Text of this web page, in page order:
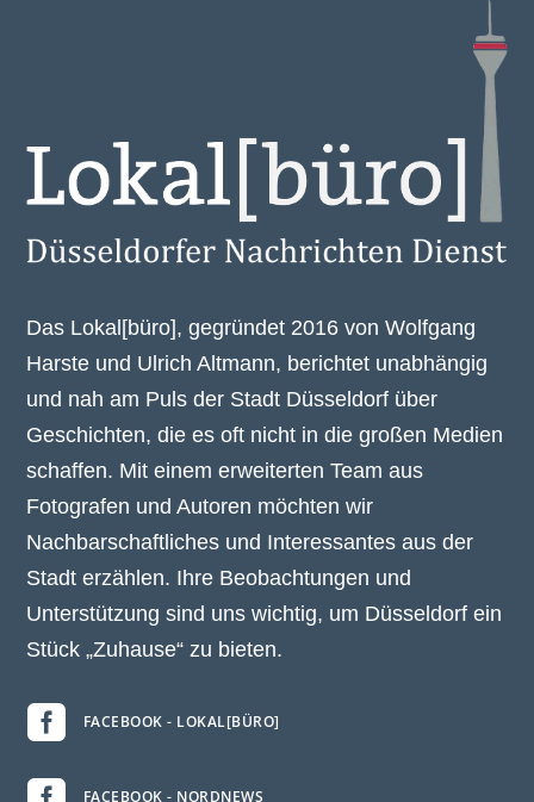
Das Lokal[büro], gegründet 2016 von Wolfgang
Harste und Ulrich Altmann, berichtet unabhängig
und nah am Puls der Stadt Düsseldorf über
Geschichten, die es oft nicht in die großen Medien
schaffen. Mit einem erweiterten Team aus
Fotografen und Autoren möchten wir
Nachbarschaftliches und Interessantes aus der
Stadt erzählen. Ihre Beobachtungen und
Unterstützung sind uns wichtig, um Düsseldorf ein
Stück „Zuhause“ zu bieten.
 FACEBOOK - LOKAL[BÜRO]
FACEBOOK - NORDNEWS